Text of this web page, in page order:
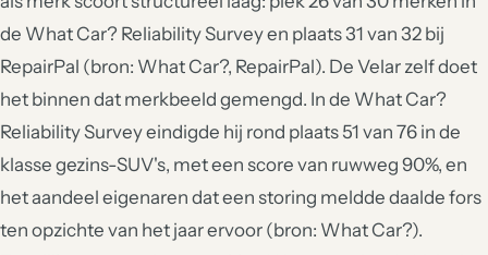
de What Car? Reliability Survey en plaats 31 van 32 bij
RepairPal (bron: What Car?, RepairPal). De Velar zelf doet
het binnen dat merkbeeld gemengd. In de What Car?
Reliability Survey eindigde hij rond plaats 51 van 76 in de
klasse gezins-SUV's, met een score van ruwweg 90%, en
het aandeel eigenaren dat een storing meldde daalde fors
ten opzichte van het jaar ervoor (bron: What Car?).